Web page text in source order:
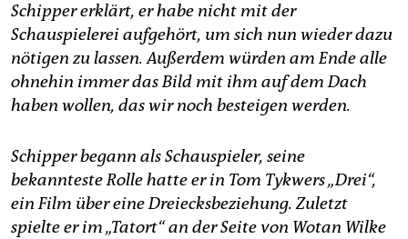
Schipper erklärt, er habe nicht mit der
Schauspielerei aufgehört, um sich nun wieder dazu
nötigen zu lassen. Außerdem würden am Ende alle
ohnehin immer das Bild mit ihm auf dem Dach
haben wollen, das wir noch besteigen werden.
Schipper begann als Schauspieler, seine
bekannteste Rolle hatte er in Tom Tykwers „Drei“,
ein Film über eine Dreiecksbeziehung. Zuletzt
spielte er im „Tatort“ an der Seite von Wotan Wilke